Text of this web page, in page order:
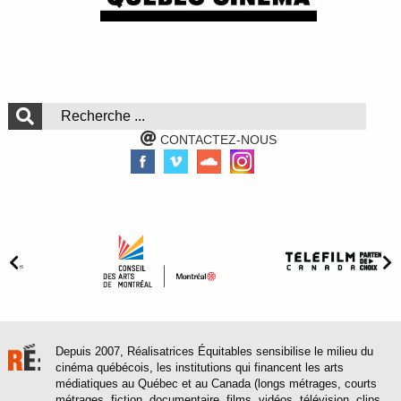
CONTACTEZ-NOUS
Depuis 2007, Réalisatrices Équitables sensibilise le milieu du
cinéma québécois, les institutions qui financent les arts
médiatiques au Québec et au Canada (longs métrages, courts